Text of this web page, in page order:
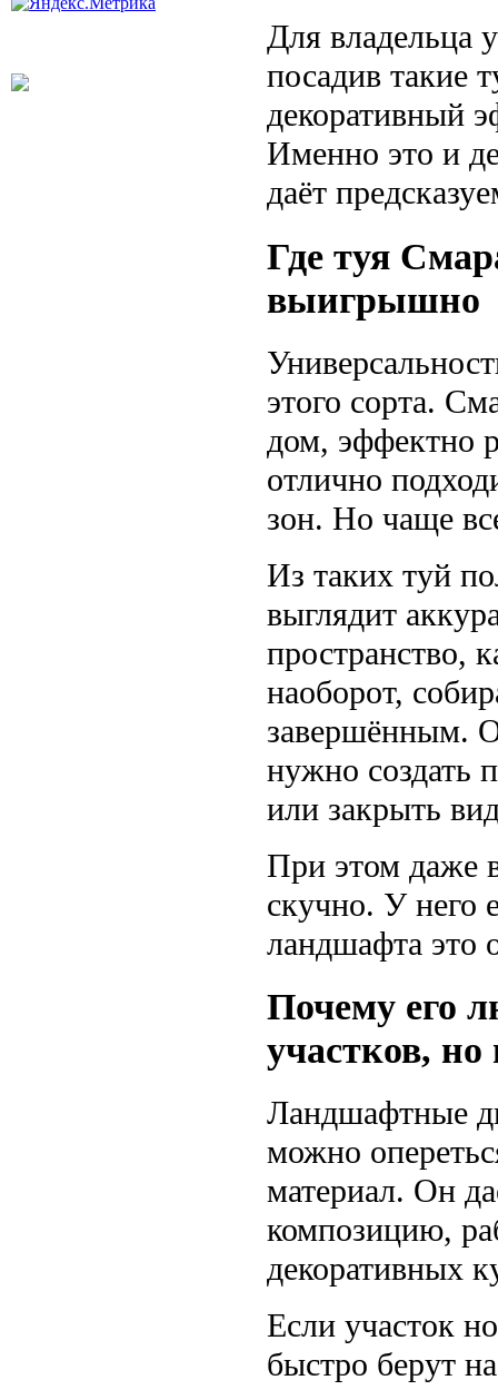
Для владельца
посадив такие
декоративный
Именно это и
даёт
Где туя
выигрышно
этого сорта.
дом, эффектно
отлично
зон. Но чаще
Из таких туй
выглядит
пространство,
наоборот,
завершённым.
нужно создать
или закрыть
При этом даже
скучно. У него
ландшафта это
Почему его
участков,
Ландшафтные
можно
материал. Он
композицию,
декоративных
Если участок
быстро берут